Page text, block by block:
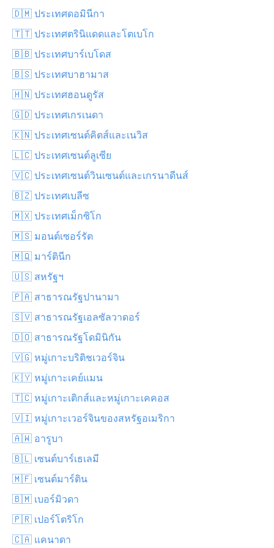
🇩🇲 ประเทศดอมินีกา
🇹🇹 ประเทศตรินิแดดและโตเบโก
🇧🇧 ประเทศบาร์เบโดส
🇧🇸 ประเทศบาฮามาส
🇭🇳 ประเทศฮอนดูรัส
🇬🇩 ประเทศเกรเนดา
🇰🇳 ประเทศเซนต์คิตส์และเนวิส
🇱🇨 ประเทศเซนต์ลูเซีย
🇻🇨 ประเทศเซนต์วินเซนต์และเกรนาดีนส์
🇧🇿 ประเทศเบลีซ
🇲🇽 ประเทศเม็กซิโก
🇲🇸 มอนต์เซอร์รัต
🇲🇶 มาร์ตินีก
🇺🇸 สหรัฐฯ
🇵🇦 สาธารณรัฐปานามา
🇸🇻 สาธารณรัฐเอลซัลวาดอร์
🇩🇴 สาธารณรัฐโดมินิกัน
🇻🇬 หมู่เกาะบริติชเวอร์จิน
🇰🇾 หมู่เกาะเคย์แมน
🇹🇨 หมู่เกาะเติกส์และหมู่เกาะเคคอส
🇻🇮 หมู่เกาะเวอร์จินของสหรัฐอเมริกา
🇦🇼 อารูบา
🇧🇱 เซนต์บาร์เธเลมี
🇲🇫 เซนต์มาร์ติน
🇧🇲 เบอร์มิวดา
🇵🇷 เปอร์โตริโก
🇨🇦 แคนาดา